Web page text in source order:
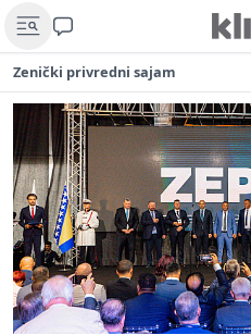
Zenički privredni sajam